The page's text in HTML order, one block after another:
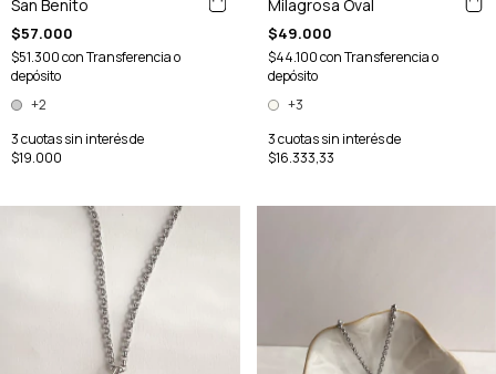
San Benito
$57.000
$51.300conTransferencia o
depósito
+2
3cuotas sin interés de
$19.000
Milagrosa Oval
$49.000
$44.100conTransferencia o
depósito
+3
3cuotas sin interés de
$16.333,33